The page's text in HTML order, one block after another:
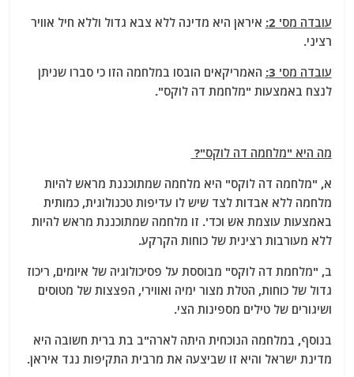
עובדה מס' 2:
איראן היא מדינה ללא צבא גדול וללא חיל אוויר
רציני.
עובדה מס' 3:
האמריקאים הובסו במלחמה הזו כי סברו שניתן
לנצח באמצעות "מלחמת דה לוקס".
מה היא "מלחמה דה לוקס"?
א, "מלחמה דה לוקס" היא מלחמה שמתוכננת מראש להיות
מלחמה ללא אבדות לצד שיש לו עדיפות טכנולוגית, כמותית
באמצעות עוצמת אש וכד'. זו מלחמה שמתוכננת מראש להיות
ללא מעורבות רצינית של כוחות הקרקע.
ב, "מלחמת דה לוקס" מבוססת על פסיכולוגיה של איומים, ריכוז
גדול של כוחות, הטלת מצור ימיה ואווירי, הפצצות של מטוסים
ושיגורים של טילים מספינות הצי.
בנוסף, במלחמה הנוכחית היתה לארה"ב בת ברית חשובה היא
מדינת ישראל והיא זו שביצעה את מרבית התקיפות נגד איראן.